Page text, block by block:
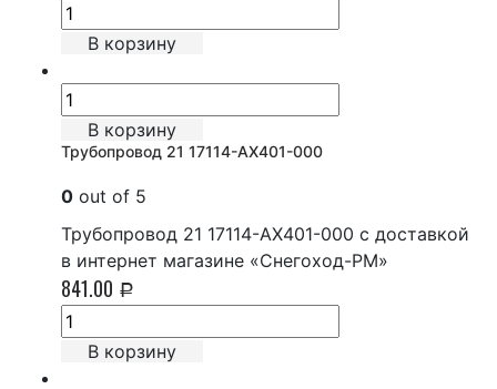
В корзину
В корзину
Трубопровод 21 17114-AX401-000
0 out of 5
Трубопровод 21 17114-AX401-000 с доставкой
в интернет магазине «Снегоход-РМ»
841.00 Р
В корзину